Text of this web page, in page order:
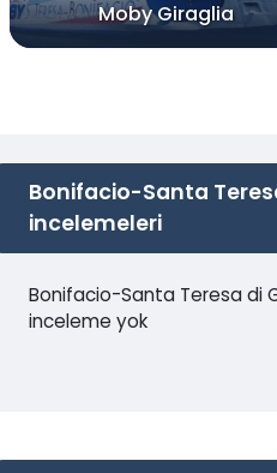
Moby Giraglia
Bonifacio-Santa
incelemeleri
Bonifacio-Santa Teresa di
inceleme yok